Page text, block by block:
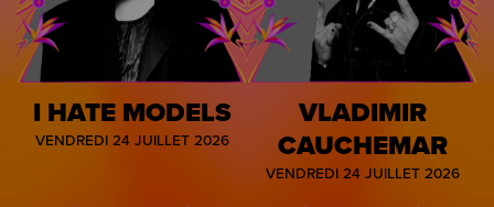
I HATE MODELS
VENDREDI 24 JUILLET 2026
VLADIMIR
CAUCHEMAR
VENDREDI 24 JUILLET 2026